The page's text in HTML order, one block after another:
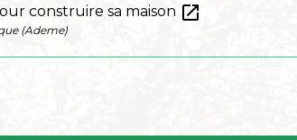
construire sa maison open_in_new
(Ademe)